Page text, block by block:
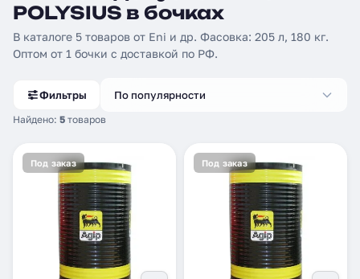
POLYSIUS в бочках
В каталоге 5 товаров от Eni и др. Фасовка: 205 л, 180 кг.
Оптом от 1 бочки с доставкой по РФ.
Фильтры
Найдено: 5 товаров
По популярности
Под заказ Под заказ